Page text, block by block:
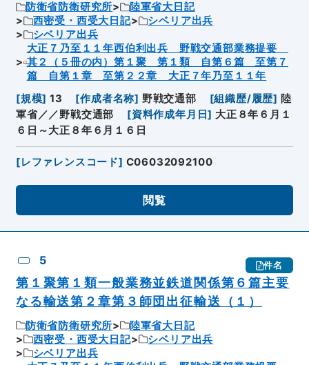
防衛省防衛研究所
陸軍省大日記
西密受・西受大日記
シベリア出兵
シベリア出兵
大正７乃至１１年西伯利出兵 野戦交通部業務提要
其２（５冊の内）第１聚 第１類 自第６篇 至第７
篇 自第１章 至第２２章 大正７年乃至１１年
[規模] 13 [作成者名称] 野戦交通部 [組織歴/履歴] 陸
軍省／／野戦交通部
[資料作成年月日] 大正８年６月１
６日～大正８年６月１６日
[レファレンスコード] C06032092100
閲覧
5 件名
第１聚第１類一般業務並鉄道関係第６篇主要
なる輸送第２章第３師団出征輸送（１）
防衛省防衛研究所
陸軍省大日記
西密受・西受大日記
シベリア出兵
シベリア出兵